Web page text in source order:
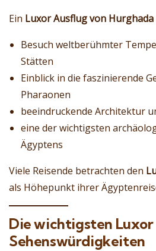
Ein Luxor Ausflug von Hurghada
Besuch weltberühmter
Stätten
Einblick in die faszinierende
Pharaonen
beeindruckende Architektur
eine der wichtigsten
Ägyptens
Viele Reisende betrachten den
als Höhepunkt ihrer
Die wichtigsten Luxor
Sehenswürdigkeiten